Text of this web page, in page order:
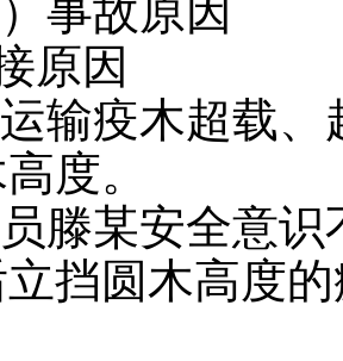
）事故原因
原因
输疫木超载
度。
滕某安全意
挡圆木高度